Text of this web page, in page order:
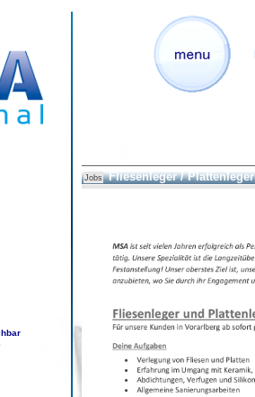
Jobs Fliesenleger / Plattenleger